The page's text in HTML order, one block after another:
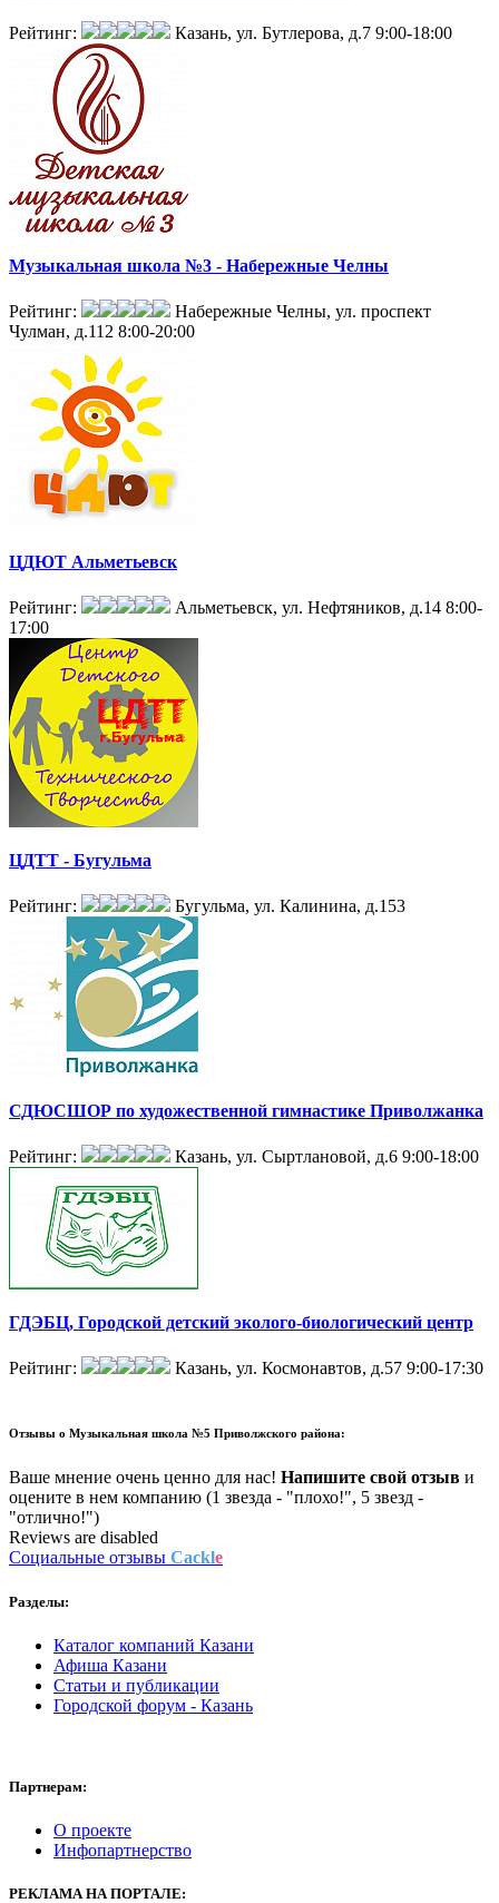
Рейтинг: Казань, ул. Бутлерова, д.7 9:00-18:00
Музыкальная школа №3 - Набережные Челны
Рейтинг:
Набережные Челны, ул. проспект
Чулман, д.112 8:00-20:00
ЦДЮТ Альметьевск
Рейтинг: Альметьевск, ул. Нефтяников, д.14 8:00-
17:00
ЦДТТ - Бугульма
Рейтинг: Бугульма, ул. Калинина, д.153
СДЮСШОР по художественной гимнастике Приволжанка
Рейтинг: Казань, ул. Сыртлановой, д.6 9:00-18:00
ГДЭБЦ, Городской детский эколого-биологический центр
Рейтинг: Казань, ул. Космонавтов, д.57 9:00-17:30
Отзывы о Музыкальная школа №5 Приволжского района:
Ваше мнение очень ценно для нас! Напишите свой отзыв и
оцените в нем компанию (1 звезда - "плохо!", 5 звезд -
"отлично!")
Reviews are disabled
Социальные отзывы Cackle
Разделы:
Каталог компаний Казани
Афиша Казани
Статьи и публикации
Городской форум - Казань
Партнерам:
О проекте
Инфопартнерство
РЕКЛАМАНА ПОРТАЛЕ: